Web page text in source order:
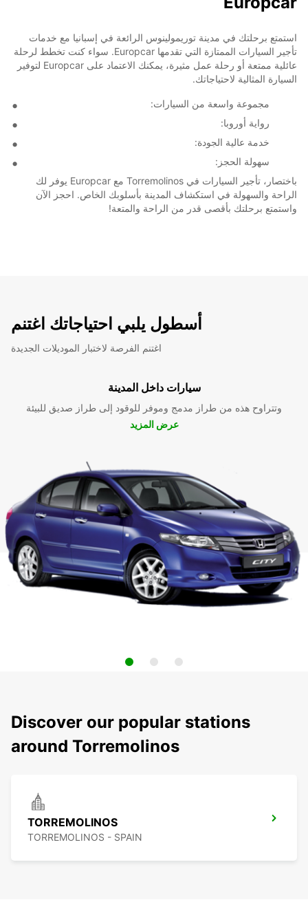
استمتع برحلتك في مدينة توريمولينوس الرائعة في إسبانيا مع خدمات
تأجير السيارات الممتازة التي تقدمها Europcar. سواء كنت تخطط لرحلة
عائلية ممتعة أو رحلة عمل مثيرة، يمكنك الاعتماد على Europcar لتوفير
السيارة المثالية لاحتياجاتك.
مجموعة واسعة من السيارات:
رواية أوروبا:
خدمة عالية الجودة:
سهولة الحجز:
باختصار، تأجير السيارات في Torremolinos مع Europcar يوفر لك
الراحة والسهولة في استكشاف المدينة بأسلوبك الخاص. احجز الآن
واستمتع برحلتك بأقصى قدر من الراحة والمتعة!
أسطول يلبي احتياجاتك اغتنم
اغتنم الفرصة لاختبار الموديلات الجديدة
سيارات داخل المدينة
وتتراوح هذه من طراز مدمج وموفر للوقود إلى طراز صديق للبيئة
عرض المزيد
Discover our popular stations
around Torremolinos
TORREMOLINOS
TORREMOLINOS - SPAIN